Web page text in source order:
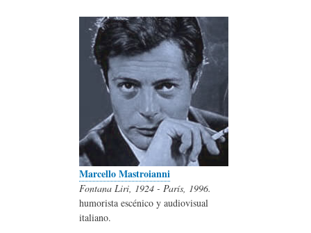
Marcello Mastroianni
Fontana Liri, 1924 - París, 1996.
humorista escénico y audiovisual
italiano.